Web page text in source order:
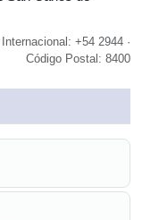
+54 2944 ·
Código Postal: 8400